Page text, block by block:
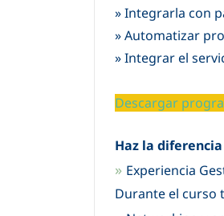
»Integrarla con
»Automatizar
»Integrar el
Descargar p
Haz la
» Experiencia
Durante el curso